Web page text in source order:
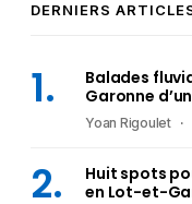
DERNIERS
Balades
Garonne
Yoan Rigoulet
Huit spots
en Lot-et-